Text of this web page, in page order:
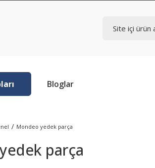
Bloglar
Mondeo yedek parça
parça